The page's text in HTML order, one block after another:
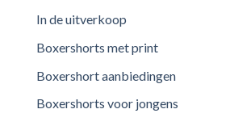
In de uitverkoop
Boxershorts met print
Boxershort aanbiedingen
Boxershorts voor jongens